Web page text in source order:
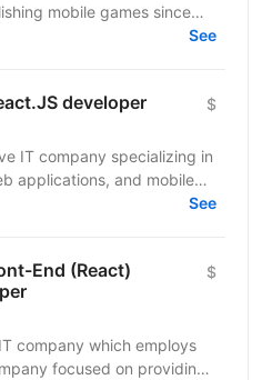
mobile games since
who have
See
developer $
IT company specializing in
applications, and mobile
of professionals...
See
End (React)
$
company which employs
focused on providing